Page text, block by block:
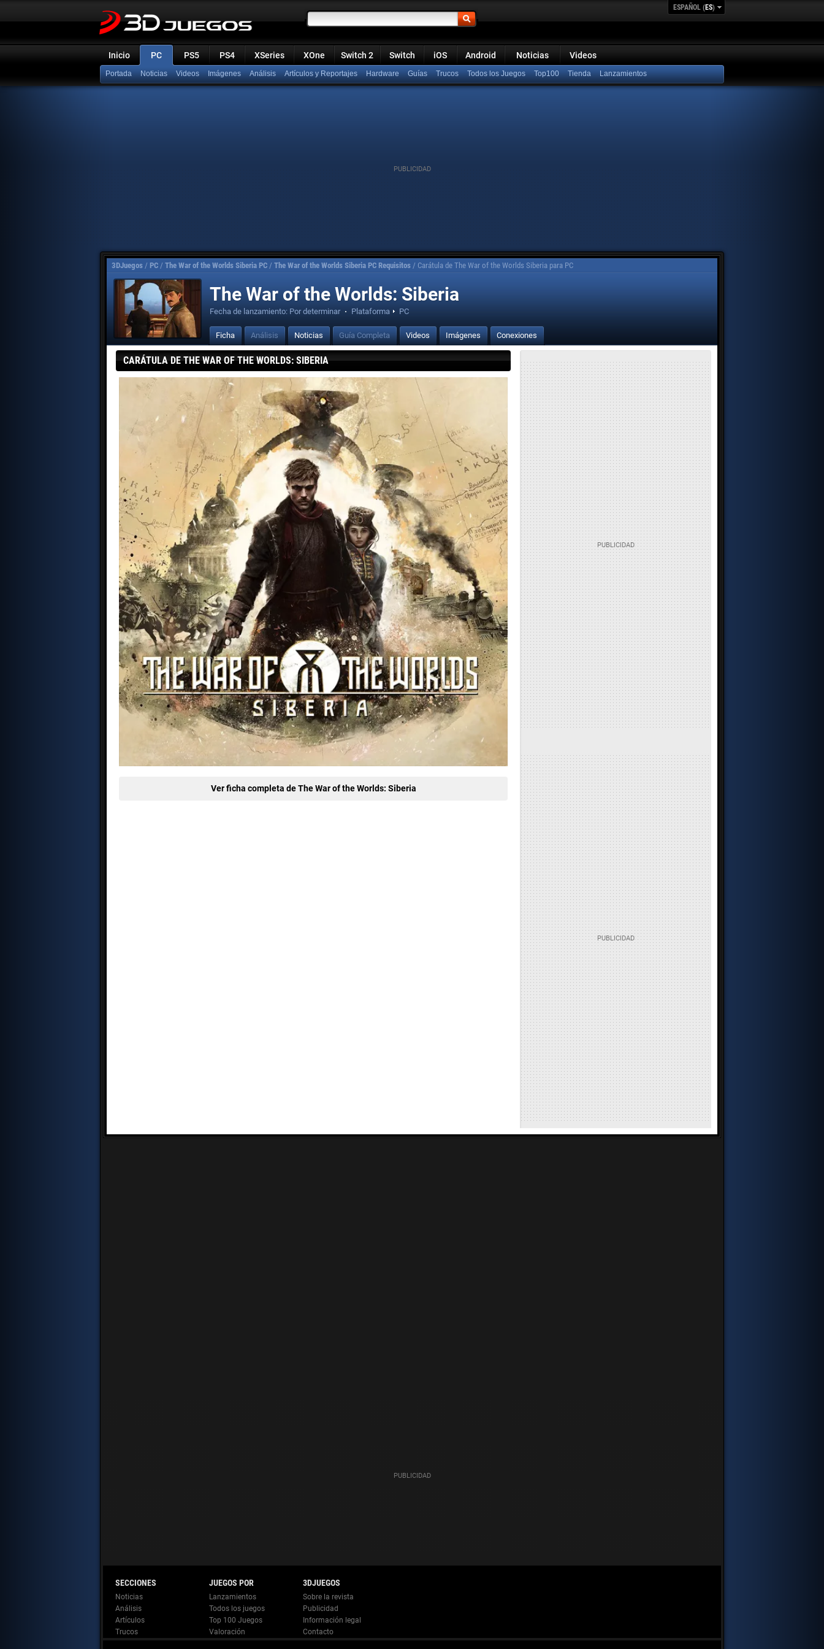
ESPAÑOL (ES)
Inicio PC PS5 PS4 XSeries XOne Switch 2 Switch iOS Android Noticias Videos
Portada Noticias Videos Imágenes Análisis Artículos y Reportajes Hardware Guías Trucos Todos los Juegos Top100 Lanzamientos
3DJuegos / PC / The War of the Worlds Siberia PC / The War of the Worlds Siberia PC Requisitos / Carátula de The War of the Worlds Siberia para PC
The War of the Worlds: Siberia
Fecha de lanzamiento: Por determinar · Plataforma PC
Ficha Análisis Noticias Guía Completa Videos Imágenes Conexiones
CARÁTULA DE THE WAR OF THE WORLDS: SIBERIA
Ver ficha completa de The War of the Worlds: Siberia
Noticias
Análisis
Artículos
Trucos
Lanzamientos
Todos los juegos
Top 100 Juegos
Valoración
Información legal